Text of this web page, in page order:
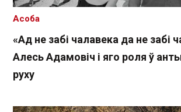
«Ад не забі чалавека да не забі
Алесь Адамовіч і яго роля ў
руху
Асоба